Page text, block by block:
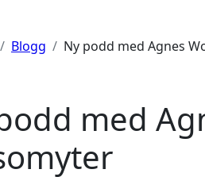
Blogg Ny podd med Agnes
med